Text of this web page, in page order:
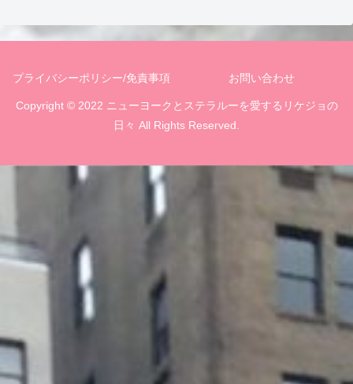
プライバシーポリシー/免責事項 お問い合わせ
Copyright © 2022 ニューヨークとステラルーを愛するリケジョの
日々 All Rights Reserved.